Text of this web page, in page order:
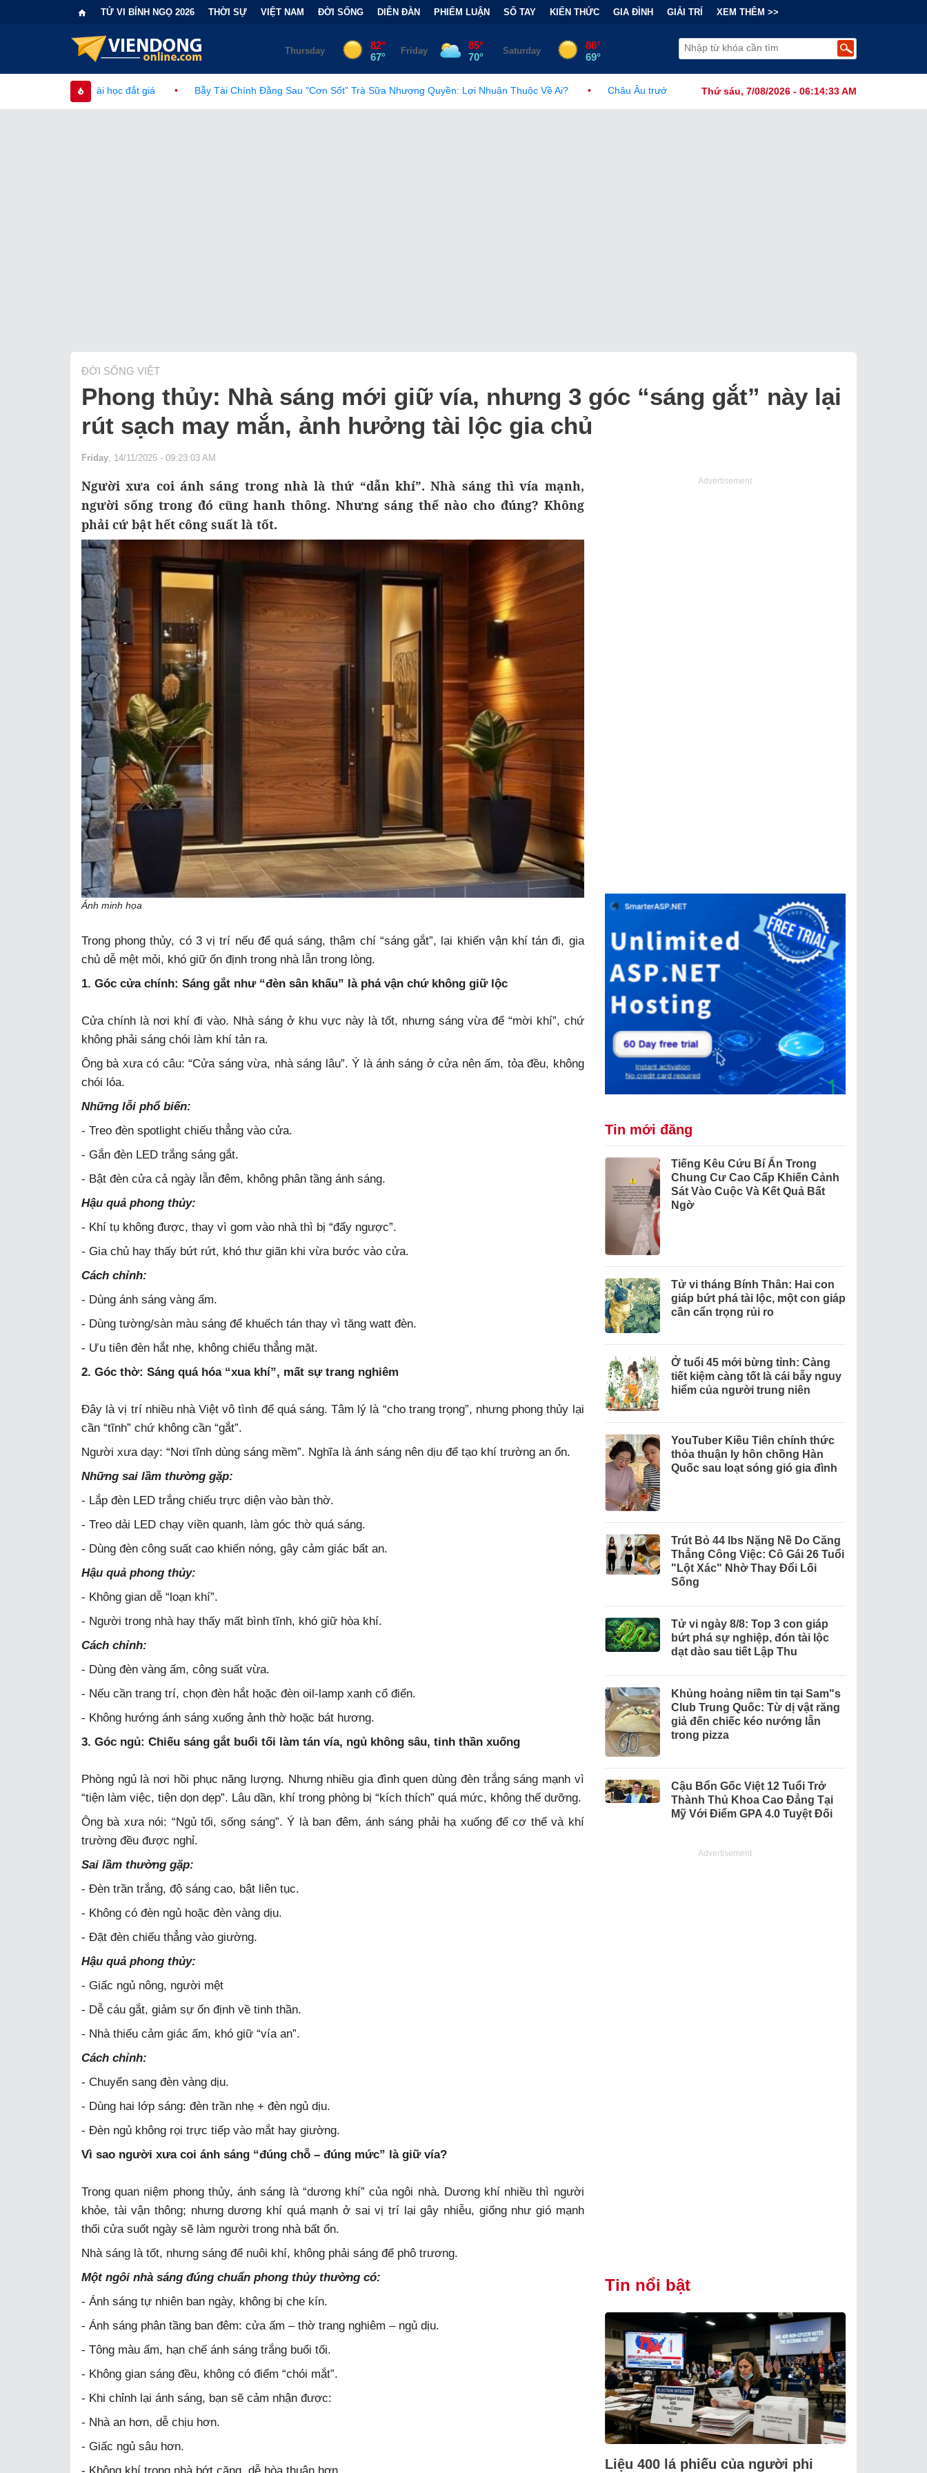
TỬ VI BÍNH NGỌ 2026 THỜI SỰ VIỆT NAM ĐỜI SỐNG DIỄN ĐÀN PHIẾM LUẬN SỔ TAY KIẾN THỨC GIA ĐÌNH GIẢI TRÍ XEM THÊM >>
Thứ sáu, 7/08/2026 - 06:14:35 AM
• Bẫy Tài Chính Đằng Sau "Cơn Sốt" Trà Sữa Nhượng Quyền: Lợi Nhuận Thuộc Về Ai? • Châu Âu trước làn sóng ngầm: Mạng lưới khủng bố của Iran vươn vòi khắp châu lục
ĐỜI SỐNG VIỆT
Phong thủy: Nhà sáng mới giữ vía, nhưng 3 góc “sáng gắt” này lại
rút sạch may mắn, ảnh hưởng tài lộc gia chủ
Friday , 14/11/2025 - 09:23:03 AM
Người xưa coi ánh sáng trong nhà là thứ “dẫn khí”. Nhà sáng thì vía mạnh,
người sống trong đó cũng hanh thông. Nhưng sáng thế nào cho đúng? Không
phải cứ bật hết công suất là tốt.
Ảnh minh họa
Trong phong thủy, có 3 vị trí nếu để quá sáng, thậm chí “sáng gắt”, lại khiến vận khí tán đi, gia
chủ dễ mệt mỏi, khó giữ ổn định trong nhà lẫn trong lòng.
1. Góc cửa chính: Sáng gắt như “đèn sân khấu” là phá vận chứ không giữ lộc
Cửa chính là nơi khí đi vào. Nhà sáng ở khu vực này là tốt, nhưng sáng vừa để “mời khí”, chứ
không phải sáng chói làm khí tản ra.
Ông bà xưa có câu: “Cửa sáng vừa, nhà sáng lâu”. Ý là ánh sáng ở cửa nên ấm, tỏa đều, không
chói lóa.
Những lỗi phổ biến:
- Treo đèn spotlight chiếu thẳng vào cửa.
- Gắn đèn LED trắng sáng gắt.
- Bật đèn cửa cả ngày lẫn đêm, không phân tầng ánh sáng.
Hậu quả phong thủy:
- Khí tụ không được, thay vì gom vào nhà thì bị “đẩy ngược”.
- Gia chủ hay thấy bứt rứt, khó thư giãn khi vừa bước vào cửa.
Cách chỉnh:
- Dùng ánh sáng vàng ấm.
- Dùng tường/sàn màu sáng để khuếch tán thay vì tăng watt đèn.
- Ưu tiên đèn hắt nhẹ, không chiếu thẳng mặt.
2. Góc thờ: Sáng quá hóa “xua khí”, mất sự trang nghiêm
Đây là vị trí nhiều nhà Việt vô tình để quá sáng. Tâm lý là “cho trang trọng”, nhưng phong thủy lại
cần “tĩnh” chứ không cần “gắt”.
Người xưa dạy: “Nơi tĩnh dùng sáng mềm”. Nghĩa là ánh sáng nên dịu để tạo khí trường an ổn.
Những sai lầm thường gặp:
- Lắp đèn LED trắng chiếu trực diện vào bàn thờ.
- Treo dải LED chạy viền quanh, làm góc thờ quá sáng.
- Dùng đèn công suất cao khiến nóng, gây cảm giác bất an.
Hậu quả phong thủy:
- Không gian dễ “loạn khí”.
- Người trong nhà hay thấy mất bình tĩnh, khó giữ hòa khí.
Cách chỉnh:
- Dùng đèn vàng ấm, công suất vừa.
- Nếu cần trang trí, chọn đèn hắt hoặc đèn oil-lamp xanh cổ điển.
- Không hướng ánh sáng xuống ảnh thờ hoặc bát hương.
3. Góc ngủ: Chiếu sáng gắt buổi tối làm tán vía, ngủ không sâu, tinh thần xuống
Phòng ngủ là nơi hồi phục năng lượng. Nhưng nhiều gia đình quen dùng đèn trắng sáng mạnh vì
“tiện làm việc, tiện dọn dẹp”. Lâu dần, khí trong phòng bị “kích thích” quá mức, không thể dưỡng.
Ông bà xưa nói: “Ngủ tối, sống sáng”. Ý là ban đêm, ánh sáng phải hạ xuống để cơ thể và khí
trường đều được nghỉ.
Sai lầm thường gặp:
- Đèn trần trắng, độ sáng cao, bật liên tục.
- Không có đèn ngủ hoặc đèn vàng dịu.
- Đặt đèn chiếu thẳng vào giường.
Hậu quả phong thủy:
- Giấc ngủ nông, người mệt
- Dễ cáu gắt, giảm sự ổn định về tinh thần.
- Nhà thiếu cảm giác ấm, khó giữ “vía an”.
Cách chỉnh:
- Chuyển sang đèn vàng dịu.
- Dùng hai lớp sáng: đèn trần nhẹ + đèn ngủ dịu.
- Đèn ngủ không rọi trực tiếp vào mắt hay giường.
Vì sao người xưa coi ánh sáng “đúng chỗ – đúng mức” là giữ vía?
Trong quan niệm phong thủy, ánh sáng là “dương khí” của ngôi nhà. Dương khí nhiều thì người
khỏe, tài vận thông; nhưng dương khí quá mạnh ở sai vị trí lại gây nhiễu, giống như gió mạnh
thổi cửa suốt ngày sẽ làm người trong nhà bất ổn.
Nhà sáng là tốt, nhưng sáng để nuôi khí, không phải sáng để phô trương.
Một ngôi nhà sáng đúng chuẩn phong thủy thường có:
- Ánh sáng tự nhiên ban ngày, không bị che kín.
- Ánh sáng phân tầng ban đêm: cửa ấm – thờ trang nghiêm – ngủ dịu.
- Tông màu ấm, hạn chế ánh sáng trắng buổi tối.
- Không gian sáng đều, không có điểm “chói mắt”.
- Khi chỉnh lại ánh sáng, bạn sẽ cảm nhận được:
- Nhà an hơn, dễ chịu hơn.
- Giấc ngủ sâu hơn.
Advertisement
Tin mới đăng
Tiếng Kêu Cứu Bí Ẩn Trong
Chung Cư Cao Cấp Khiến Cảnh
Sát Vào Cuộc Và Kết Quả Bất
Ngờ
Tử vi tháng Bính Thân: Hai con
giáp bứt phá tài lộc, một con giáp
cần cẩn trọng rủi ro
Ở tuổi 45 mới bừng tỉnh: Càng
tiết kiệm càng tốt là cái bẫy nguy
hiểm của người trung niên
YouTuber Kiều Tiên chính thức
thỏa thuận ly hôn chồng Hàn
Quốc sau loạt sóng gió gia đình
Trút Bỏ 44 lbs Nặng Nề Do Căng
Thẳng Công Việc: Cô Gái 26 Tuổi
"Lột Xác" Nhờ Thay Đổi Lối
Sống
Tử vi ngày 8/8: Top 3 con giáp
bứt phá sự nghiệp, đón tài lộc
dạt dào sau tiết Lập Thu
Khủng hoảng niềm tin tại Sam"s
Club Trung Quốc: Từ dị vật răng
giả đến chiếc kéo nướng lẫn
trong pizza
Cậu Bổn Gốc Việt 12 Tuổi Trở
Thành Thủ Khoa Cao Đẳng Tại
Mỹ Với Điểm GPA 4.0 Tuyệt Đối
Advertisement
Tin nổi bật
Liệu 400 lá phiếu của người phi